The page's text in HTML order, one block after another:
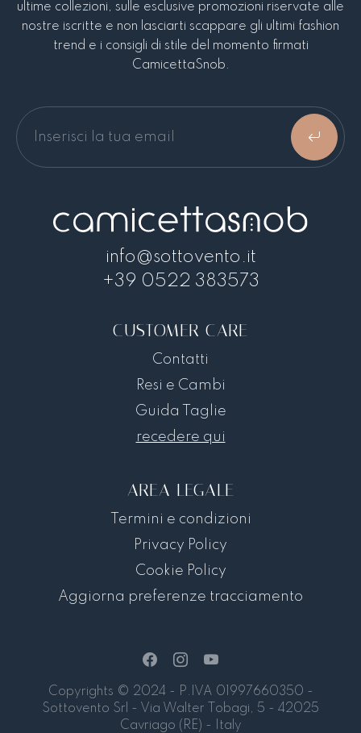
ultime collezioni, sulle esclusive promozioni riservate alle
nostre iscritte e non lasciarti scappare gli ultimi fashion
trend e i consigli di stile del momento firmati
CamicettaSnob.
info@sottovento.it
+39 0522 383573
CUSTOMER CARE
Contatti
Resi e Cambi
Guida Taglie
recedere qui
AREA LEGALE
Termini e condizioni
Privacy Policy
Cookie Policy
Aggiorna preferenze tracciamento
Copyrights © 2024 - P.IVA 01997660350 -
Sottovento Srl - Via Walter Tobagi, 5 - 42025
Cavriago (RE) - Italy